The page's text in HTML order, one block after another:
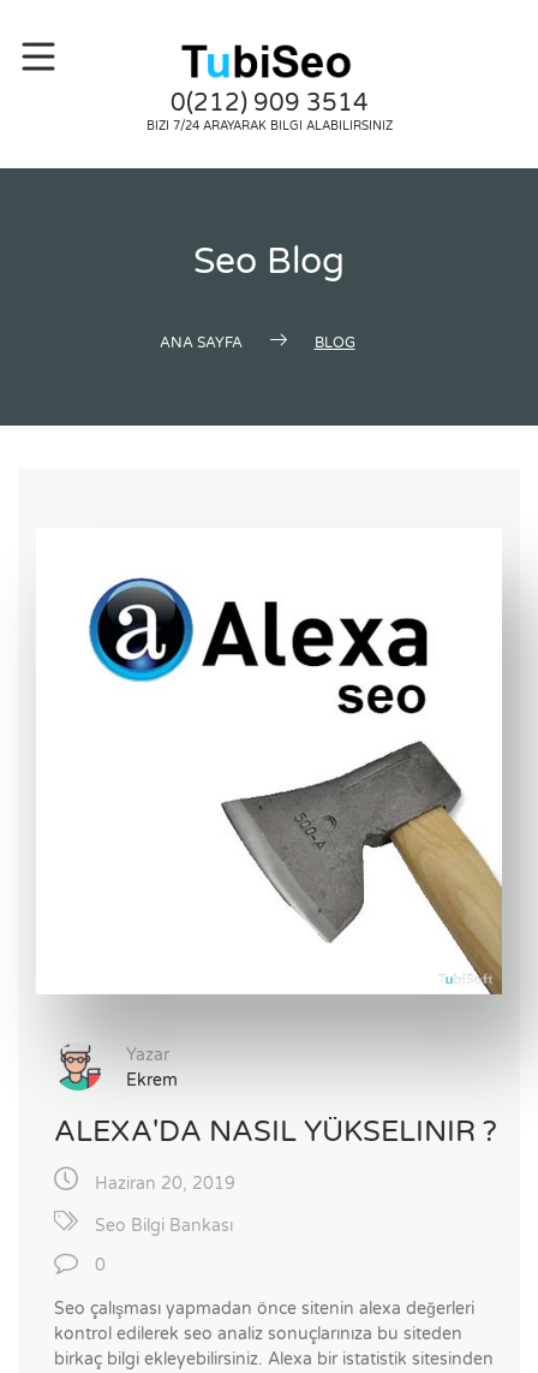
0(212) 909 3514
BIZI 7/24 ARAYARAK BILGI ALABILIRSINIZ
Seo Blog
ANA SAYFA BLOG
Yazar
Ekrem
ALEXA'DA NASIL YÜKSELINIR ?
Haziran 20, 2019
Seo Bilgi Bankası
0
Seo çalışması yapmadan önce sitenin alexa değerleri
kontrol edilerek seo analiz sonuçlarınıza bu siteden
birkaç bilgi ekleyebilirsiniz. Alexa bir istatistik sitesinden